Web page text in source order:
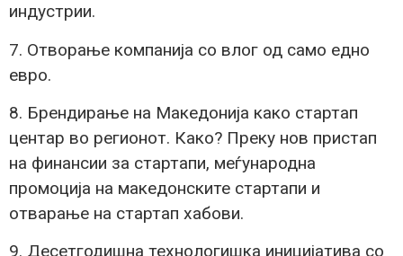
индустрии.
7. Отворање компанија со влог од само едно
евро.
8. Брендирање на Македонија како стартап
центар во регионот. Како? Преку нов пристап
на финансии за стартапи, меѓународна
промоција на македонските стартапи и
отварање на стартап хабови.
9. Десетгодишна технологишка иницијатива со